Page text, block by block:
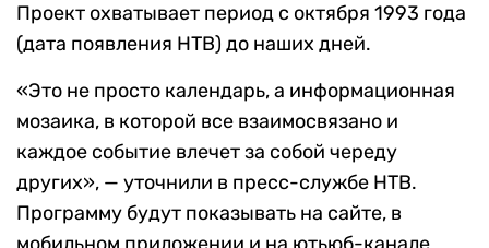
Проект охватывает период с октября 1993 года
(дата появления НТВ) до наших дней.
«Это не просто календарь, а информационная
мозаика, в которой все взаимосвязано и
каждое событие влечет за собой череду
других», — уточнили в пресс-службе НТВ.
Программу будут показывать на сайте, в